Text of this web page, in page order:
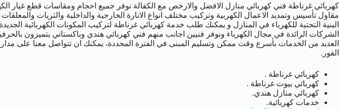
كهربائي غرناطة فني كهربائي منازل الافضل والارخص مع الكفالة نوفر جميع احجام ومقاسات قطع غيار
مقاول تأسيس وتمديد الاعمال الكهربية وتركيب مختلف انواع الانارة الخارجية والداخلية والثريات
البنية التحتية للكهرباء في المنازل و يمكنك طلب خدمة كهربائي غرناطة لتركيب المكونات الكهربائية
الشركات الرائدة في مجال الكهرباء ونوفر فنيين اجانب منهم فني كهربائي هندي وباكستاني يتميزون
الفور.
كهربائي غرناطة .
كهربائي بيوت غرناطة .
كهربائي منازل هندي.
خدمات كهربائية.